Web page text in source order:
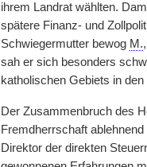
ihrem Landrat wählten.
spätere Finanz- und
Schwiegermutter bewog M.
sah er sich besonders
katholischen Gebiets in den
Der Zusammenbruch des
Fremdherrschaft
Direktor der direkten